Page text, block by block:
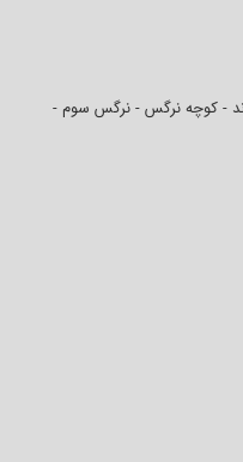
- کوچه نرگس - نرگس سوم -